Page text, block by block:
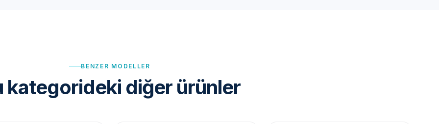
BENZER MODELLER
kategorideki diğer ürünler